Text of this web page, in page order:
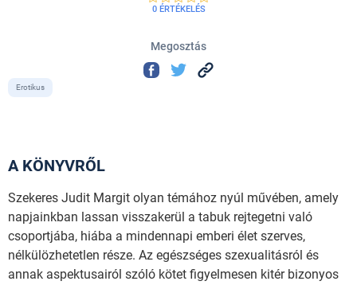
0 ÉRTÉKELÉS
Megosztás
Erotikus
A KÖNYVRŐL
Szekeres Judit Margit olyan témához nyúl művében, amely
napjainkban lassan visszakerül a tabuk rejtegetni való
csoportjába, hiába a mindennapi emberi élet szerves,
nélkülözhetetlen része. Az egészséges szexualitásról és
annak aspektusairól szóló kötet figyelmesen kitér bizonyos